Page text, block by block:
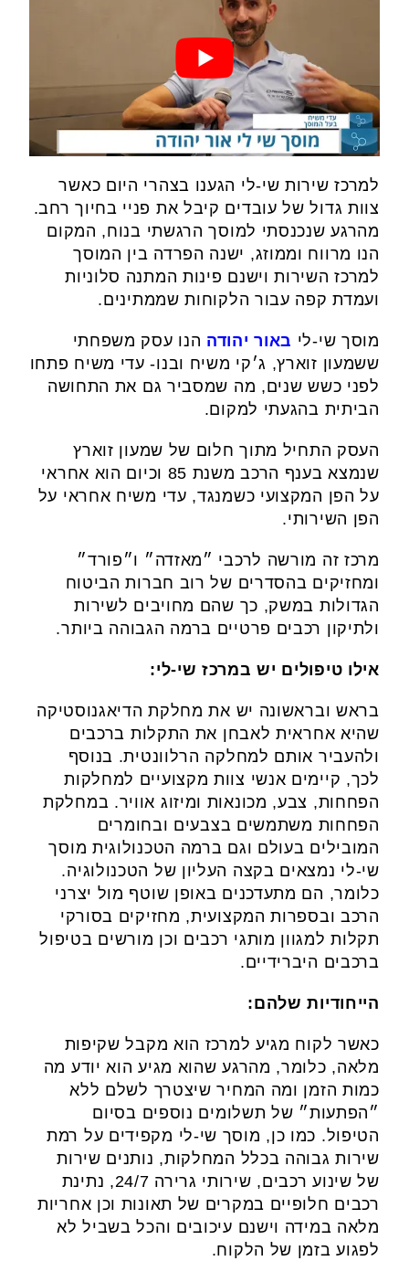
למרכז שירות שי-לי הגענו בצהרי היום כאשר
צוות גדול של עובדים קיבל את פניי בחיוך רחב.
מהרגע שנכנסתי למוסך הרגשתי בנוח, המקום
הנו מרווח וממוזג, ישנה הפרדה בין המוסך
למרכז השירות וישנם פינות המתנה סלוניות
ועמדת קפה עבור הלקוחות שממתינים.
מוסך שי-לי באור יהודה הנו עסק משפחתי
ששמעון זוארץ, ג׳קי משיח ובנו- עדי משיח פתחו
לפני כשש שנים, מה שמסביר גם את התחושה
הביתית בהגעתי למקום.
העסק התחיל מתוך חלום של שמעון זוארץ
שנמצא בענף הרכב משנת 85 וכיום הוא אחראי
על הפן המקצועי כשמנגד, עדי משיח אחראי על
הפן השירותי.
מרכז זה מורשה לרכבי ״מאזדה״ ו״פורד״
ומחזיקים בהסדרים של רוב חברות הביטוח
הגדולות במשק, כך שהם מחויבים לשירות
ולתיקון רכבים פרטיים ברמה הגבוהה ביותר.
אילו טיפולים יש במרכז שי-לי:
בראש ובראשונה יש את מחלקת הדיאגנוסטיקה
שהיא אחראית לאבחן את התקלות ברכבים
ולהעביר אותם למחלקה הרלוונטית. בנוסף
לכך, קיימים אנשי צוות מקצועיים למחלקות
הפחחות, צבע, מכונאות ומיזוג אוויר. במחלקת
הפחחות משתמשים בצבעים ובחומרים
המובילים בעולם וגם ברמה הטכנולוגית מוסך
שי-לי נמצאים בקצה העליון של הטכנולוגיה.
כלומר, הם מתעדכנים באופן שוטף מול יצרני
הרכב ובספרות המקצועית, מחזיקים בסורקי
תקלות למגוון מותגי רכבים וכן מורשים בטיפול
ברכבים היברידיים.
הייחודיות שלהם:
כאשר לקוח מגיע למרכז הוא מקבל שקיפות
מלאה, כלומר, מהרגע שהוא מגיע הוא יודע מה
כמות הזמן ומה המחיר שיצטרך לשלם ללא
״הפתעות״ של תשלומים נוספים בסיום
הטיפול. כמו כן, מוסך שי-לי מקפידים על רמת
שירות גבוהה בכלל המחלקות, נותנים שירות
של שינוע רכבים, שירותי גרירה 24/7, נתינת
רכבים חלופיים במקרים של תאונות וכן אחריות
מלאה במידה וישנם עיכובים והכל בשביל לא
לפגוע בזמן של הלקוח.